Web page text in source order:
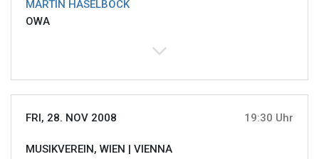
MARTIN HASELBÖCK
OWA
FRI, 28. NOV 2008 19:30 Uhr
MUSIKVEREIN, WIEN | VIENNA